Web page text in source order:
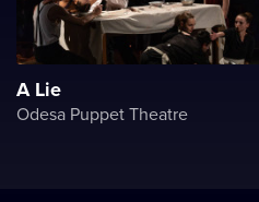
A Lie
Odesa Puppet Theatre